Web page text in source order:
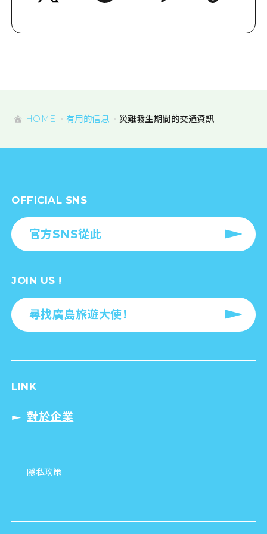
HOME 有用的信息 災難發生期間的交通資訊
OFFICIAL SNS
官方SNS從此
JOIN US !
尋找廣島旅遊大使！
LINK
對於企業
隱私政策